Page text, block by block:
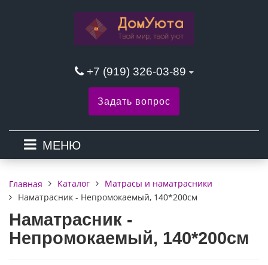
+7 (919) 326-03-89
Задать вопрос
МЕНЮ
Главная Каталог
Матрасы и наматрасники
Наматрасник - Непромокаемый, 140*200см
Наматрасник -
Непромокаемый, 140*200см